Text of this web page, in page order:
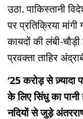
उठा. पाकिस्तानी
पर प्रतिक्रिया
कायदों की लंबी-
प्रवक्ता ताहिर
‘25 करोड़ से ज़्यादा
के लिए सिंधु का पानी
नदियों से जुड़े